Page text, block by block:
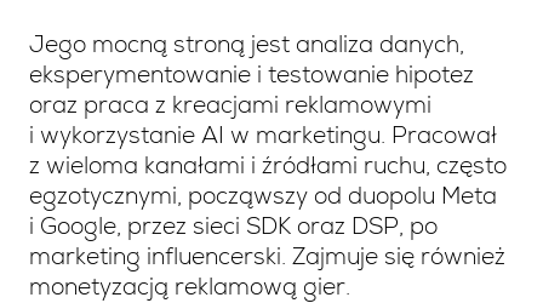
Jego mocną stroną jest analiza danych,
eksperymentowanie i testowanie hipotez
oraz praca z kreacjami reklamowymi
i wykorzystanie AI w marketingu. Pracował
z wieloma kanałami i źródłami ruchu, często
egzotycznymi, począwszy od duopolu Meta
i Google, przez sieci SDK oraz DSP, po
marketing influencerski. Zajmuje się również
monetyzacją reklamową gier.